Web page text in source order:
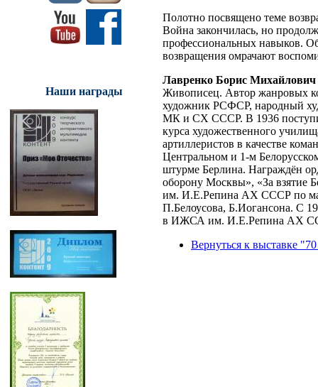
Наши награды
Полотно посвящено теме
Война закончилась, но
профессиональных навыков.
возвращения омрачают
Лавренко Борис Михайлович
Живописец. Автор жанровых
художник РСФСР, народный
МК и СХ СССР. В 1936
курса художественного
артиллеристов в качестве
Центральном и 1-м
штурме Берлина. Награждён
оборону Москвы», «За взятие
им. И.Е.Репина АХ СССР по
П.Белоусова, Б.Иогансона. С
в ИЖСА им. И.Е.Репина АХ
Вернуться к выставке